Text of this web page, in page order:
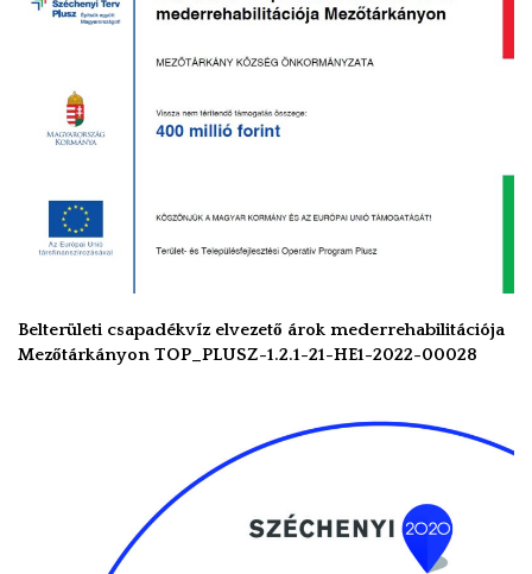
Belterületi csapadékvíz elvezető árok mederrehabilitációja
Mezőtárkányon TOP_PLUSZ-1.2.1-21-HE1-2022-00028